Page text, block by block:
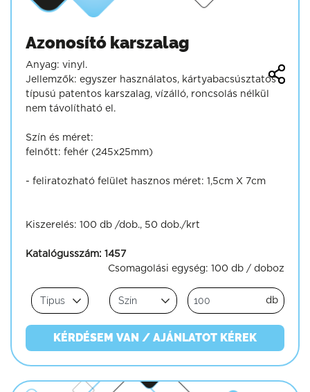
Azonosító karszalag
Anyag: vinyl.
Jellemzők: egyszer használatos, kártyabacsúsztatós
típusú patentos karszalag, vízálló, roncsolás nélkül
nem távolítható el.
Szín és méret:
felnőtt: fehér (245x25mm)
- feliratozható felület hasznos méret: 1,5cm X 7cm
Kiszerelés: 100 db /dob., 50 dob./krt
Katalógusszám: 1457
Csomagolási egység: 100 db / doboz
db
KÉRDÉSEM VAN / AJÁNLATOT KÉREK